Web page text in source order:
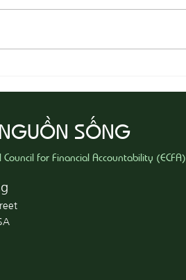
SỐNG
Council for Financial Accountability (ECFA)